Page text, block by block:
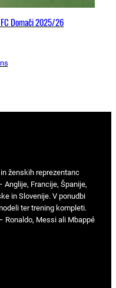
Domači 2025/26
ženskih reprezentanc
Francije, Španije,
in Slovenije. V ponudbi
ter trening kompleti.
Ronaldo, Messi ali Mbappé